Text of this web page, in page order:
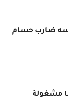
ضارب حسام
مشغولة